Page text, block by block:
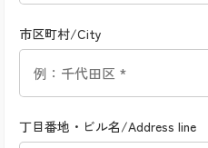
市区町村/City
丁目番地・ビル名/Address line